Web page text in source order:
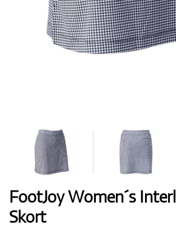
Schuhe
Bags
FootJoy Women´s
Skort